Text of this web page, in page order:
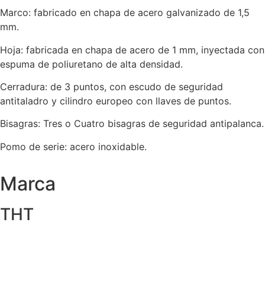
Marco: fabricado en chapa de acero galvanizado de 1,5
mm.
Hoja: fabricada en chapa de acero de 1 mm, inyectada con
espuma de poliuretano de alta densidad.
Cerradura: de 3 puntos, con escudo de seguridad
antitaladro y cilindro europeo con llaves de puntos.
Bisagras: Tres o Cuatro bisagras de seguridad antipalanca.
Pomo de serie: acero inoxidable.
Marca
THT